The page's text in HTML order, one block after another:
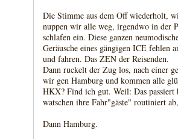
Die Stimme aus dem Off wiederholt,
nuppen wir alle weg, irgendwo in der
schlafen ein. Diese ganzen
Geräusche eines gängigen ICE fehlen
und fahren. Das ZEN der Reisenden.
Dann ruckelt der Zug los, nach einer
wir gen Hamburg und kommen alle
HKX? Find ich gut. Weil: Das passiert
watschen ihre Fahr"gäste" routiniert
Dann Hamburg.